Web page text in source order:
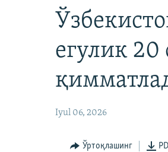
егулик 20
Iyul 06, 2026
Ўртоқлашинг